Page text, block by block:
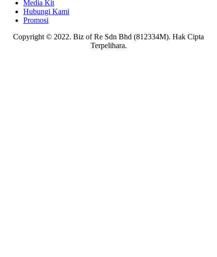
Media Kit
Hubungi Kami
Promosi
Copyright © 2022. Biz of Re Sdn Bhd (812334M). Hak Cipta
Terpelihara.